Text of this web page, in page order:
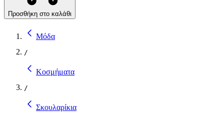
Προσθήκη στο καλάθι
Μόδα
/
Κοσμήματα
/
Σκουλαρίκια